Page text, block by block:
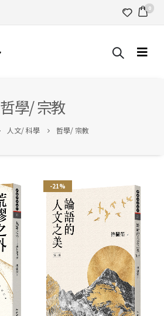
0
哲學/ 宗教
人文/ 科學 哲學/ 宗教
-21%